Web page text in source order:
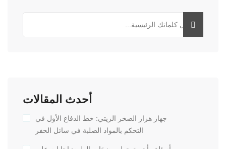
أحدث المقالات
جهاز هزاز الصخر الزيتي: خط الدفاع الأول في
التحكم بالمواد الصلبة في سائل الحفر